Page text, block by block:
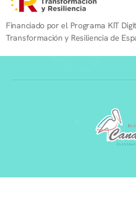
Financiado por el Programa KIT
Transformación y Resiliencia de